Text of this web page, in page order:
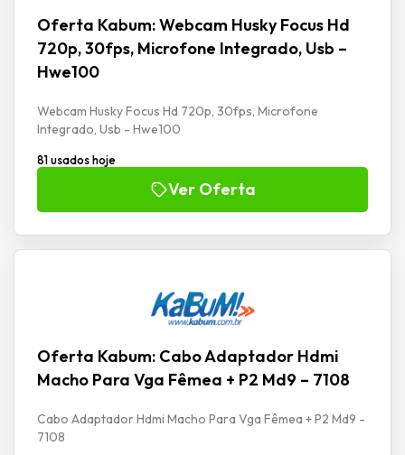
Oferta Kabum: Webcam Husky Focus Hd
720p, 30fps, Microfone Integrado, Usb –
Hwe100
Webcam Husky Focus Hd 720p, 30fps, Microfone
Integrado, Usb - Hwe100
81 usados hoje
Ver Oferta
Oferta Kabum: Cabo Adaptador Hdmi
Macho Para Vga Fêmea + P2 Md9 – 7108
Cabo Adaptador Hdmi Macho Para Vga Fêmea + P2 Md9 -
7108